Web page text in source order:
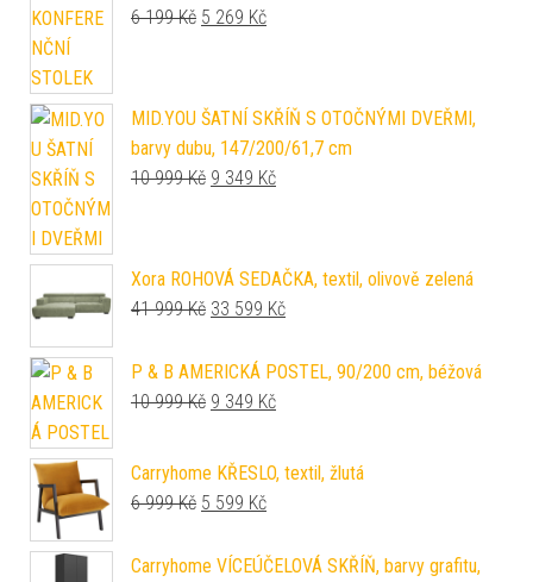
6 199Kč Původní cena byla: 6 199 Kč.
5 269 KčAktuální cena je: 5 269 Kč.
MID.YOU ŠATNÍ SKŘÍŇ S OTOČNÝMI DVEŘMI,
barvy dubu, 147/200/61,7 cm
10 999Kč Původní cena byla: 10 999 Kč.
9 349 KčAktuální cena je: 9 349 Kč.
Xora ROHOVÁ SEDAČKA, textil, olivově zelená
41 999Kč Původní cena byla: 41 999 Kč.
33 599 KčAktuální cena je: 33 599 Kč.
P & B AMERICKÁ POSTEL, 90/200 cm, béžová
10 999Kč Původní cena byla: 10 999 Kč.
9 349 KčAktuální cena je: 9 349 Kč.
Carryhome KŘESLO, textil, žlutá
6 999Kč Původní cena byla: 6 999 Kč.
5 599 KčAktuální cena je: 5 599 Kč.
Carryhome VÍCEÚČELOVÁ SKŘÍŇ, barvy grafitu,